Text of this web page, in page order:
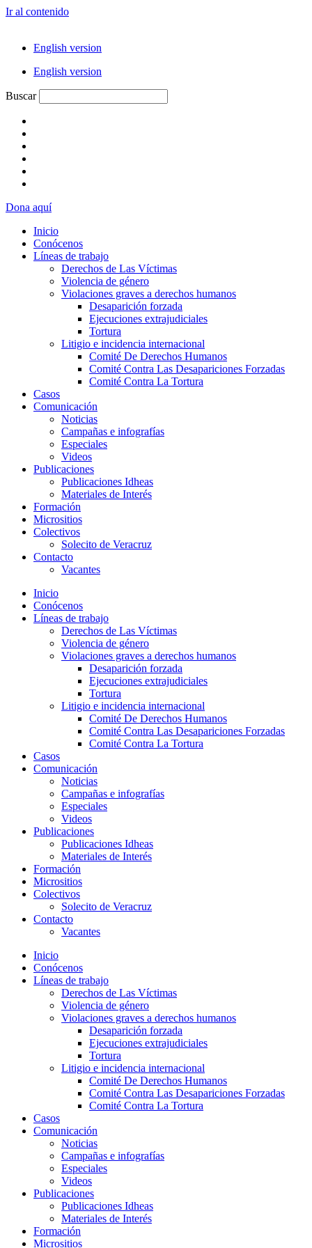
Ir al contenido
English version
English version
Buscar
Dona aquí
Inicio
Conócenos
Líneas de trabajo
Derechos de Las Víctimas
Violencia de género
Violaciones graves a derechos humanos
Desaparición forzada​
Ejecuciones extrajudiciales
Tortura
Litigio e incidencia internacional
Comité De Derechos Humanos​
Comité Contra Las Desapariciones Forzadas
Comité Contra La Tortura​
Casos
Comunicación
Noticias
Campañas e infografías
Especiales
Videos
Publicaciones
Publicaciones Idheas
Materiales de Interés
Formación
Micrositios
Colectivos
Solecito de Veracruz
Contacto
Vacantes
Inicio
Conócenos
Líneas de trabajo
Derechos de Las Víctimas
Violencia de género
Violaciones graves a derechos humanos
Desaparición forzada​
Ejecuciones extrajudiciales
Tortura
Litigio e incidencia internacional
Comité De Derechos Humanos​
Comité Contra Las Desapariciones Forzadas
Comité Contra La Tortura​
Casos
Comunicación
Noticias
Campañas e infografías
Especiales
Videos
Publicaciones
Publicaciones Idheas
Materiales de Interés
Formación
Micrositios
Colectivos
Solecito de Veracruz
Contacto
Vacantes
Inicio
Conócenos
Líneas de trabajo
Derechos de Las Víctimas
Violencia de género
Violaciones graves a derechos humanos
Desaparición forzada​
Ejecuciones extrajudiciales
Tortura
Litigio e incidencia internacional
Comité De Derechos Humanos​
Comité Contra Las Desapariciones Forzadas
Comité Contra La Tortura​
Casos
Comunicación
Noticias
Campañas e infografías
Especiales
Videos
Publicaciones
Publicaciones Idheas
Materiales de Interés
Formación
Micrositios